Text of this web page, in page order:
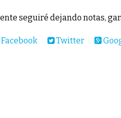
seguiré dejando notas,
Twitter